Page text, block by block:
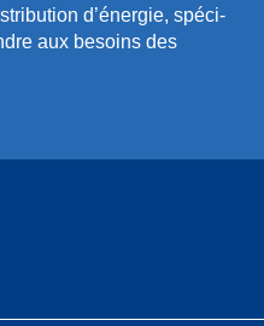
d’énergie, spéci­
aux besoins des